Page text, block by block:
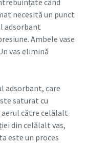
când
necesită un punct
adsorbant
Ambele vase
vas elimină
adsorbant, care
saturat cu
către celălalt
din celălalt vas,
este un proces